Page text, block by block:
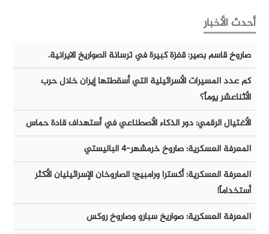
أحدث الأخبار
صاروخ قاسم بصير: قفزة كبيرة في ترسانة الصواريخ الايرانية.
كم عدد المسيرات الأسرائيلية التي أسقطتها إيران خلال حرب
الأثناعشر يوماً؟
الأغتيال الرقمي: دور الذكاء الأصطناعي في أستهداف قادة حماس
المعرفة العسكرية: صاروخ خرمشهر-٤ الباليستي
المعرفة العسكرية: أكسترا ورامبيج؛ الصاروخان الإسرائيليان الأكثر
أستخداماً!
المعرفة العسكرية: صواريخ سبارو وصاروخ روكس